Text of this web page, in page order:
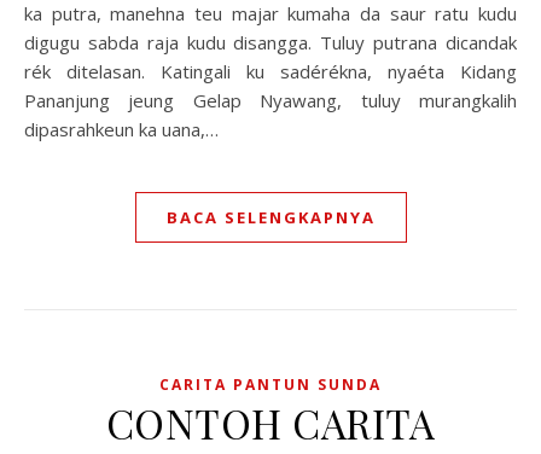
ka putra, manehna teu majar kumaha da saur ratu kudu
digugu sabda raja kudu disangga. Tuluy putrana dicandak
rék ditelasan. Katingali ku sadérékna, nyaéta Kidang
Pananjung jeung Gelap Nyawang, tuluy murangkalih
dipasrahkeun ka uana,…
BACA SELENGKAPNYA
CARITA PANTUN SUNDA
CONTOH CARITA